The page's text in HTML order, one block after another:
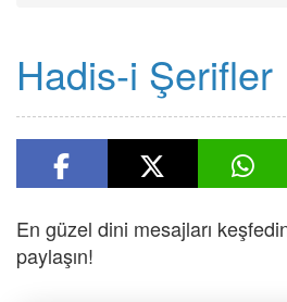
Hadis-i Şerifler
En güzel dini mesajları
paylaşın!